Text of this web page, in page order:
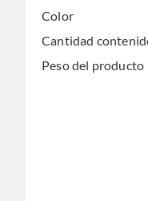
Color
Cantidad
Peso del producto